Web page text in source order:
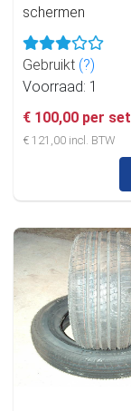
schermen
Gebruikt (?)
Voorraad: 1
€ 100,00 per set
€ 121,00 incl. BTW